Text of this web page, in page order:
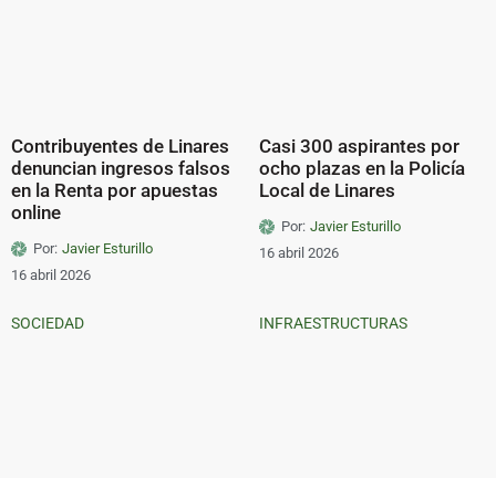
Contribuyentes de Linares
denuncian ingresos falsos
en la Renta por apuestas
online
Por: Javier Esturillo
16 abril 2026
Casi 300 aspirantes por
ocho plazas en la Policía
Local de Linares
Por: Javier Esturillo
16 abril 2026
SOCIEDAD INFRAESTRUCTURAS